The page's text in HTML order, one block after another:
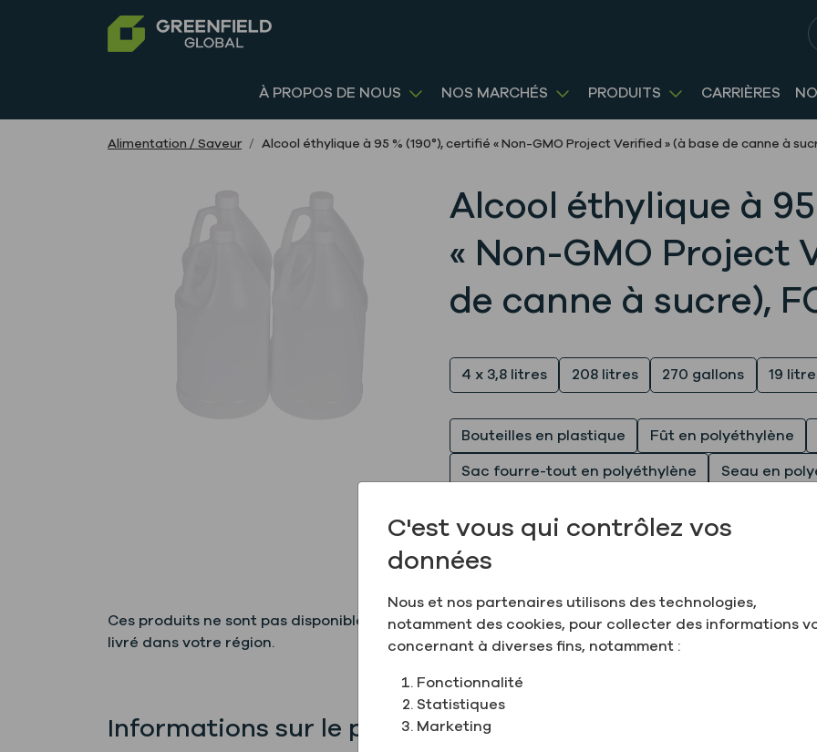
À PROPOS DE NOUS NOS MARCHÉS PRODUITS CARRIÈRES
Alimentation / Saveur Alcool éthylique à 95 % (190°), certifié « Non-GMO Project Verified » (à base de canne à
Alcool éthylique à
« Non-GMO Project
de canne à sucre),
4 x 3,8 litres
208 litres 270 gallons 19
Bouteilles en plastique
Fût en polyéthylène
Sac fourre-tout en polyéthylène
Seau en
Ajouter au devis
Ces produits ne sont pas disponibles partout ; veuillez nous envoyer une demande de
livré dans votre région.
Informations sur le produit : Pièces
C'est vous qui contrôlez vos
données
Nous et nos partenaires utilisons des technologies,
notamment des cookies, pour collecter des informations
concernant à diverses fins, notamment :
Fonctionnalité
Statistiques
Marketing